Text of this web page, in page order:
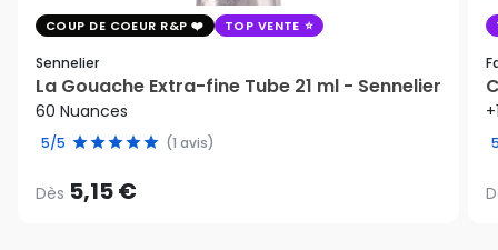
COUP DE COEUR R&P TOP VENTE
Sennelier
La Gouache Extra-fine Tube 21 ml - Sennelier
60 Nuances
5/5 (1 avis)
Dès 5,15 €